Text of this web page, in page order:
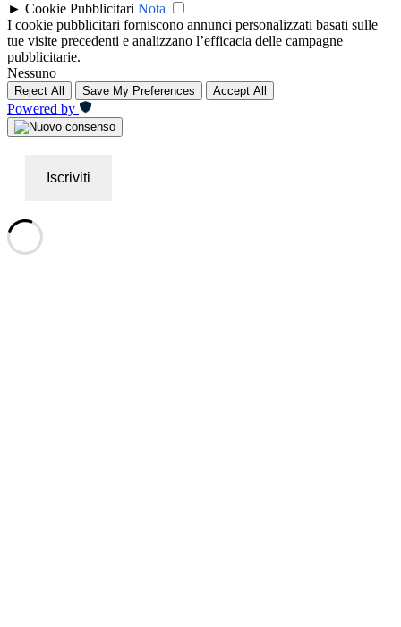
► Cookie Pubblicitari Nota
I cookie pubblicitari forniscono annunci personalizzati basati sulle
tue visite precedenti e analizzano l’efficacia delle campagne
pubblicitarie.
Nessuno
Reject All Save My Preferences Accept All
Powered by
Iscriviti